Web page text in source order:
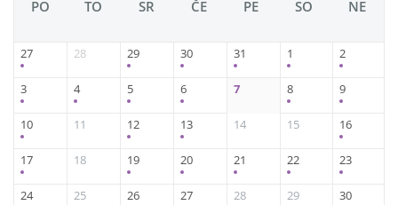
PO TO SR ČE PE SO NE
27 28 29 30 31 1 2
3 4 5 6 7 8 9
10 11 12 13 14 15 16
17 18 19 20 21 22 23
24 25 26 27 28 29 30